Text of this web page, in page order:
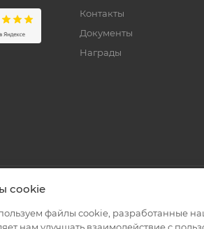
Контакты
Документы
Награды
кит - интернет-магазин
cookie
файлы cookie, разработанные